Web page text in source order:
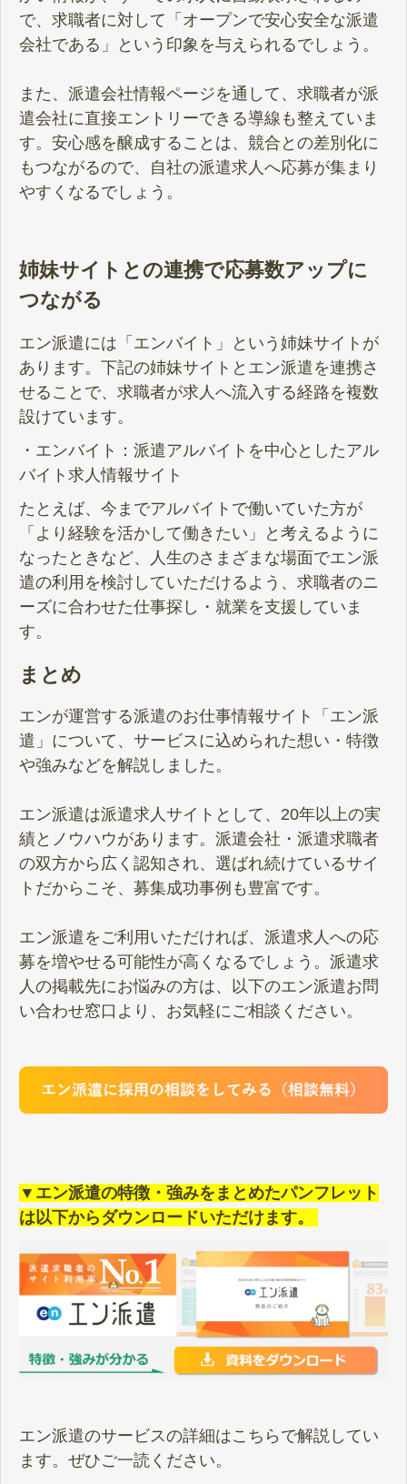
で、求職者に対して「オープンで安心安全な派遣
会社である」という印象を与えられるでしょう。
また、派遣会社情報ページを通して、求職者が派
遣会社に直接エントリーできる導線も整えていま
す。安心感を醸成することは、競合との差別化に
もつながるので、自社の派遣求人へ応募が集まり
やすくなるでしょう。
姉妹サイトとの連携で応募数アップに
つながる
エン派遣には「エンバイト」という姉妹サイトが
あります。下記の姉妹サイトとエン派遣を連携さ
せることで、求職者が求人へ流入する経路を複数
設けています。
・エンバイト：派遣アルバイトを中心としたアル
バイト求人情報サイト
たとえば、今までアルバイトで働いていた方が
「より経験を活かして働きたい」と考えるように
なったときなど、人生のさまざまな場面でエン派
遣の利用を検討していただけるよう、求職者のニ
ーズに合わせた仕事探し・就業を支援していま
す。
まとめ
エンが運営する派遣のお仕事情報サイト「エン派
遣」について、サービスに込められた想い・特徴
や強みなどを解説しました。
エン派遣は派遣求人サイトとして、20年以上の実
績とノウハウがあります。派遣会社・派遣求職者
の双方から広く認知され、選ばれ続けているサイ
トだからこそ、募集成功事例も豊富です。
エン派遣をご利用いただければ、派遣求人への応
募を増やせる可能性が高くなるでしょう。派遣求
人の掲載先にお悩みの方は、以下のエン派遣お問
い合わせ窓口より、お気軽にご相談ください。
▼エン派遣の特徴・強みをまとめたパンフレット
は以下からダウンロードいただけます。
エン派遣のサービスの詳細はこちらで解説してい
ます。ぜひご一読ください。